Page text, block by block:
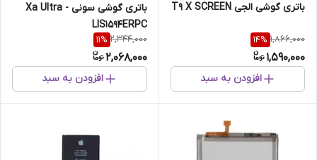
باتری گوشی الجی T9 X SCREEN
1,866,000
14%
1,590,000
افزودن به سبد
باتری گوشی سونی Xa Ultra -
LIS1594ERPC
2,344,000
11%
2,068,000
افزودن به سبد